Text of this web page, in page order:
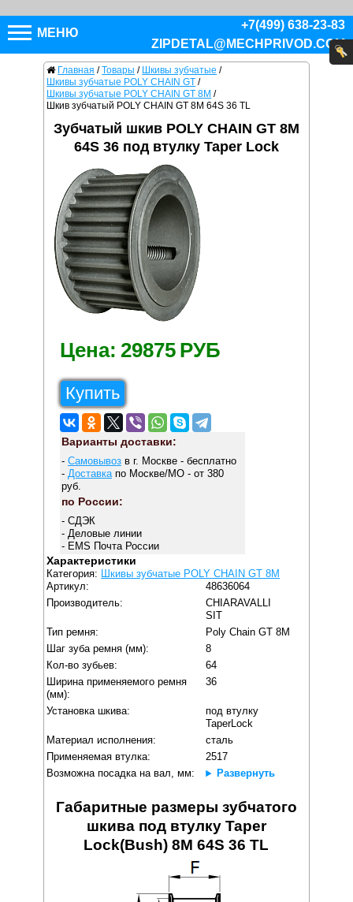
МЕНЮ
+7(499) 638-23-83
ZIPDETAL@MECHPRIVOD.COM
Главная / Товары / Шкивы зубчатые /
Шкивы зубчатые POLY CHAIN GT /
Шкивы зубчатые POLY CHAIN GT 8M /
Шкив зубчатый POLY CHAIN GT 8M 64S 36 TL
Зубчатый шкив POLY CHAIN GT 8M
64S 36 под втулку Taper Lock
Цена: 29875 РУБ
Купить
Варианты доставки:
- Самовывозв г. Москве - бесплатно
- Доставкапо Москве/МО - от 380
руб.
по России:
- СДЭК
- Деловые линии
- EMS Почта России
Характеристики
Категория: Шкивы зубчатые POLY CHAIN GT 8M
Артикул:
48636064
Производитель:
CHIARAVALLI
SIT
Тип ремня:
Poly Chain GT 8M
Шаг зуба ремня (мм):
8
Кол-во зубьев:
64
Ширина применяемого ремня
(мм):
36
Установка шкива:
под втулку
TaperLock
Материал исполнения:
сталь
Применяемая втулка:
2517
Возможна посадка на вал, мм:
Развернуть
Габаритные размеры зубчатого
шкива под втулку Taper
Lock(Bush) 8M 64S 36 TL